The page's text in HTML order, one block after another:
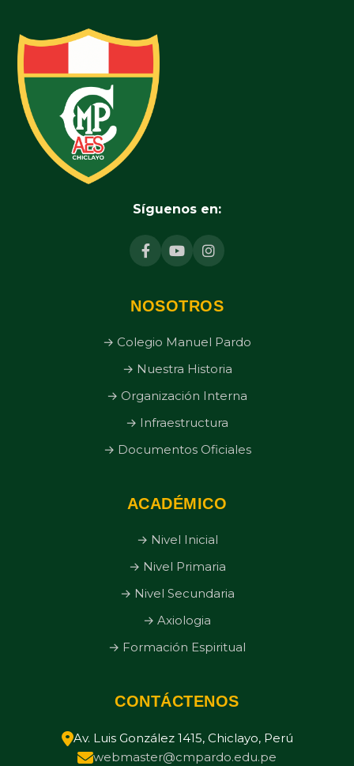
Síguenos en:
NOSOTROS
→ Colegio Manuel Pardo
→ Nuestra Historia
→ Organización Interna
→ Infraestructura
→ Documentos Oficiales
ACADÉMICO
→ Nivel Inicial
→ Nivel Primaria
→ Nivel Secundaria
→ Axiologia
→ Formación Espiritual
CONTÁCTENOS
Av. Luis González 1415, Chiclayo, Perú
webmaster@cmpardo.edu.pe